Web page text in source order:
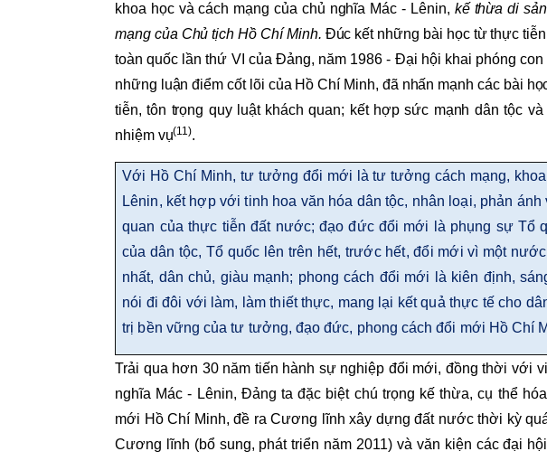
khoa học và cách mạng của chủ nghĩa Mác - Lênin, kế thừa di
mạng của Chủ tịch Hồ Chí Minh. Đúc kết những bài học từ thực
toàn quốc lần thứ VI của Đảng, năm 1986 - Đại hội khai phóng
những luận điểm cốt lõi của Hồ Chí Minh, đã nhấn mạnh các bài
tiễn, tôn trọng quy luật khách quan; kết hợp sức mạnh dân tộc
nhiệm vụ(11).
Với Hồ Chí Minh, tư tưởng đổi mới là tư tưởng cách mạng,
Lênin, kết hợp với tinh hoa văn hóa dân tộc, nhân loại, phản
quan của thực tiễn đất nước; đạo đức đổi mới là phụng sự Tổ
của dân tộc, Tổ quốc lên trên hết, trước hết, đổi mới vì một
nhất, dân chủ, giàu mạnh; phong cách đổi mới là kiên định,
nói đi đôi với làm, làm thiết thực, mang lại kết quả thực tế cho
trị bền vững của tư tưởng, đạo đức, phong cách đổi mới Hồ Chí
Trải qua hơn 30 năm tiến hành sự nghiệp đổi mới, đồng thời với
nghĩa Mác - Lênin, Đảng ta đặc biệt chú trọng kế thừa, cụ thể
mới Hồ Chí Minh, đề ra Cương lĩnh xây dựng đất nước thời kỳ
Cương lĩnh (bổ sung, phát triển năm 2011) và văn kiện các đại